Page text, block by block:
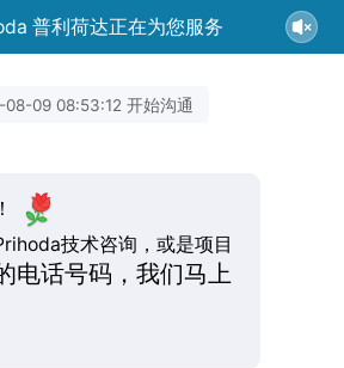
普利荷达正在为您服务
08-09 08:53:12 开始沟通
技术咨询，或是项目
电话号码，我们马上